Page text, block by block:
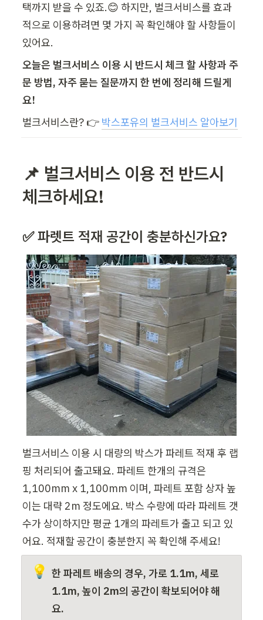
택까지 받을 수 있죠.😊 하지만, 벌크서비스를 효과
적으로 이용하려면 몇 가지 꼭 확인해야 할 사항들이
있어요.
오늘은 벌크서비스 이용 시 반드시 체크 할 사항과 주
문 방법, 자주 묻는 질문까지 한 번에 정리해 드릴게
요!
벌크서비스란? 👉 박스포유의 벌크서비스 알아보기
📌 벌크서비스 이용 전 반드시
체크하세요!
✅ 파렛트 적재 공간이 충분하신가요?
벌크서비스 이용 시 대량의 박스가 파레트 적재 후 랩
핑 처리되어 출고돼요. 파레트 한개의 규격은
1,100mm x 1,100mm 이며, 파레트 포함 상자 높
이는 대략 2m 정도에요. 박스 수량에 따라 파레트 갯
수가 상이하지만 평균 1개의 파레트가 출고 되고 있
어요. 적재할 공간이 충분한지 꼭 확인해 주세요!
💡 한 파레트 배송의 경우, 가로 1.1m, 세로
1.1m, 높이 2m의 공간이 확보되어야 해
요.